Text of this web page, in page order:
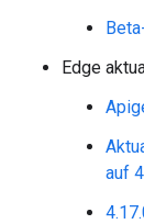
Edge
auf